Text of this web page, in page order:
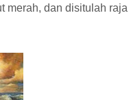
merah, dan disitulah raja